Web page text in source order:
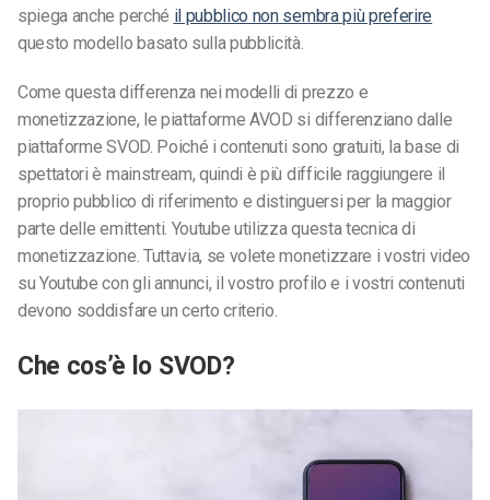
spiega anche perché il pubblico non sembra più preferire
questo modello basato sulla pubblicità.
Come questa differenza nei modelli di prezzo e
monetizzazione, le piattaforme AVOD si differenziano dalle
piattaforme SVOD. Poiché i contenuti sono gratuiti, la base di
spettatori è mainstream, quindi è più difficile raggiungere il
proprio pubblico di riferimento e distinguersi per la maggior
parte delle emittenti. Youtube utilizza questa tecnica di
monetizzazione. Tuttavia, se volete monetizzare i vostri video
su Youtube con gli annunci, il vostro profilo e i vostri contenuti
devono soddisfare un certo criterio.
Che cos’è lo SVOD?